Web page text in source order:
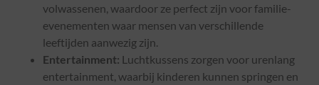
volwassenen, waardoor ze perfect zijn voor familie-
evenementen waar mensen van verschillende
leeftijden aanwezig zijn.
Entertainment: Luchtkussens zorgen voor urenlang
entertainment, waarbij kinderen kunnen springen en